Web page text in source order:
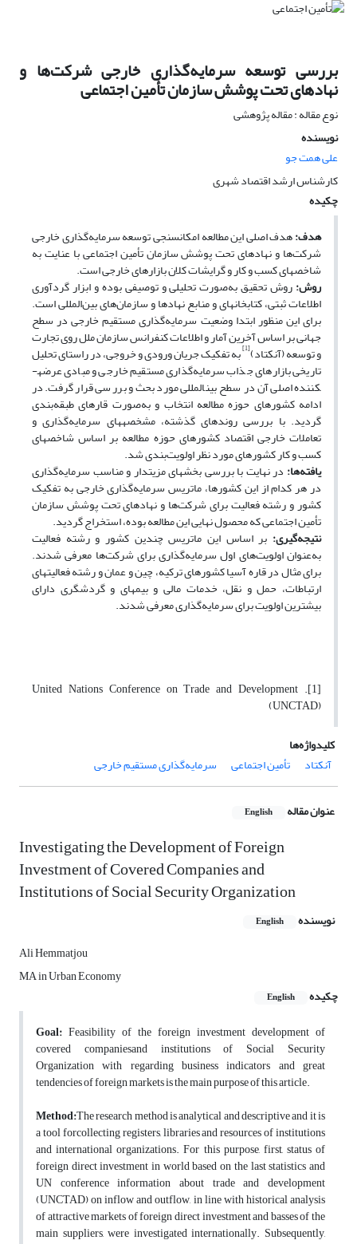
بررسی توسعه سرمایه‌گذاری خارجی شرکت‌ها و
نهادهای تحت پوشش سازمان تأمین اجتماعی
نوع مقاله : مقاله پژوهشی
نویسنده
علی همت جو
کارشناس ارشد اقتصاد شهری
چکیده
هدف:هدف اصلی این مطالعه امکان­سنجی توسعه سرمایه‌گذاری خارجی
شرکت‌ها و نهادهای تحت پوشش سازمان تأمین اجتماعی با عنایت به
شاخص­های کسب و کار و گرایشات کلان بازارهای خارجی است.
روش:روش تحقیق به‌صورت تحلیلی و توصیفی بوده و ابزار گردآوری
اطلاعات ثبتی، کتابخانه­ای و منابع نهادها و سازمان‌های بین‌­المللی است.
برای این منظور ابتدا وضعیت سرمایه‌گذاری مستقیم خارجی در سطح
جهانی بر اساس آخرین آمار و اطلاعات کنفرانس سازمان ملل روی تجارت
و توسعه (آنکتاد)[1] به تفکیک جریان ورودی و خروجی، در راستای تحلیل
تاریخی بازارهای جذاب سرمایه‌گذاری مستقیم خارجی و مبادی عرضه­
کننده اصلی آن در سطح بین­المللی مورد بحث و بررسی قرار گرفت. در
ادامه کشورهای حوزه مطالعه انتخاب و به‌صورت قاره­ای طبقه‌­بندی
گردید. با بررسی روندهای گذشته، مشخصه­های سرمایه‌گذاری و
تعاملات خارجی اقتصاد کشورهای حوزه مطالعه بر اساس شاخص­های
کسب و کار کشورهای مورد نظر اولویت‌­بندی شد.
یافته‌ها: در نهایت با بررسی بخش­های مزیت­دار و مناسب سرمایه‌گذاری
در هر کدام از این کشورها، ماتریس سرمایه‌گذاری خارجی به تفکیک
کشور و رشته فعالیت برای شرکت‌ها و نهادهای تحت پوشش سازمان
تأمین اجتماعی که محصول نهایی این مطالعه بوده، استخراج گردید.
نتیجه‌گیری: بر اساس این ماتریس چندین کشور و رشته فعالیت
به‌عنوان اولویت‌­های اول سرمایه‌گذاری برای شرکت‌ها معرفی شدند.
برای مثال در قاره آسیا کشورهای ترکیه، چین و عمان و رشته فعالیت­های
ارتباطات، حمل و نقل، خدمات مالی و بیمه­ای و گردشگری دارای
بیشترین اولویت برای سرمایه‌گذاری معرفی شدند.
[1]. United Nations Conference on Trade and Development
(UNCTAD)
کلیدواژه‌ها
آنکتاد
تأمین اجتماعی سرمایه‌گذاری مستقیم خارجی
عنوان مقاله English
Investigating the Development of Foreign
Investment of Covered Companies and
Institutions of Social Security Organization
نویسنده English
Ali Hemmatjou
MA in Urban Economy
چکیده
English
Goal: Feasibility of the foreign investment development of
covered companiesand institutions of Social Security
Organization with regarding business indicators and great
tendencies of foreign markets is the main purpose of this article.
Method:The research method is analytical and descriptive and it is
a tool forcollecting registers, libraries and resources of institutions
and international organizations. For this purpose, first, status of
foreign direct investment in world based on the last statistics and
UN conference information about trade and development
(UNCTAD) on inflow and outflow, in line with historical analysis
of attractive markets of foreign direct investment and basses of the
main suppliers, were investigated internationally. Subsequently,